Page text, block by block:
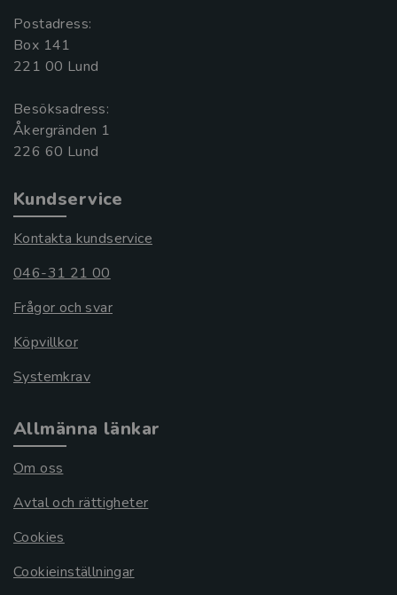
Postadress:
Box 141
221 00 Lund
Besöksadress:
Åkergränden 1
Kundservice
Kontakta kundservice
046-31 21 00
Frågor och svar
Köpvillkor
Systemkrav
Allmänna länkar
Om oss
Avtal och rättigheter
Cookies
Cookieinställningar